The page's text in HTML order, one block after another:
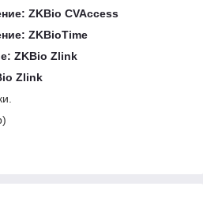
ZKBio CVAccess
ZKBioTime
ZKBio Zlink
Zlink